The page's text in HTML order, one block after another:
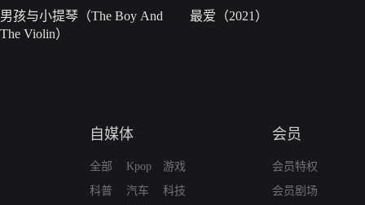
男孩与小提琴（The Boy And
The Violin）
最爱（2021）
自媒体
全部
科普
Kpop
汽车
游戏
科技
会员
会员特权
会员剧场